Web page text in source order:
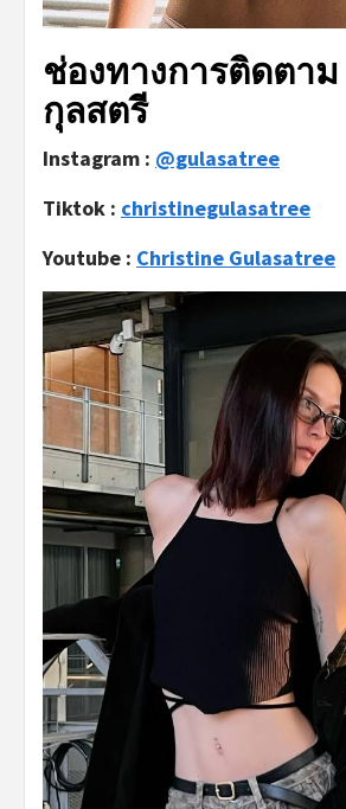
ช่องทางการติดตา
กุลสตรี
Instagram : @gulasatree
Tiktok : christinegulasatree
Youtube : Christine Gulasatree